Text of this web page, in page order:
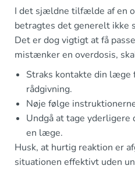
I det sjældne tilfælde af en
betragtes det generelt ikke
Det er dog vigtigt at få
mistænker en overdosis,
Straks kontakte din læge
rådgivning.
Nøje følge
Undgå at tage
en læge.
Husk, at hurtig reaktion er
situationen effektivt uden